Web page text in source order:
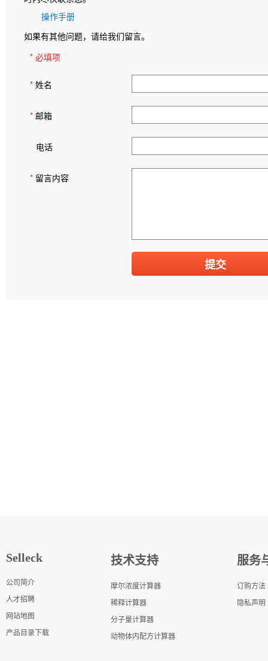
操作手册
如果有其他问题，请给我们留言。
* 必填项
* 姓名
* 邮箱
电话
* 留言内容
Selleck
公司简介
人才招聘
网站地图
产品目录下载
技术支持
摩尔浓度计算器
稀释计算器
分子量计算器
动物体内配方计算器
服务
订购方法
隐私声明